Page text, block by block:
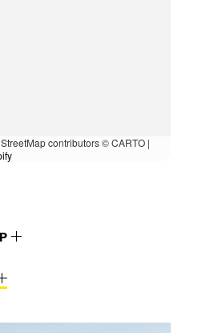
contributors © CARTO |